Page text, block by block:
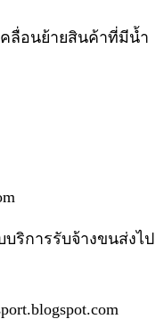
ลื่อนย้ายสินค้าที่มีน้ำ
ริการรับจ้างขนส่งไป